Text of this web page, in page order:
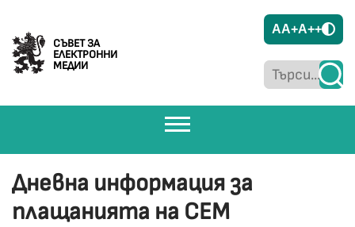
СЪВЕТ ЗА
ЕЛЕКТРОННИ
МЕДИИ
AA+A++
Дневна информация за
плащанията на СЕМ